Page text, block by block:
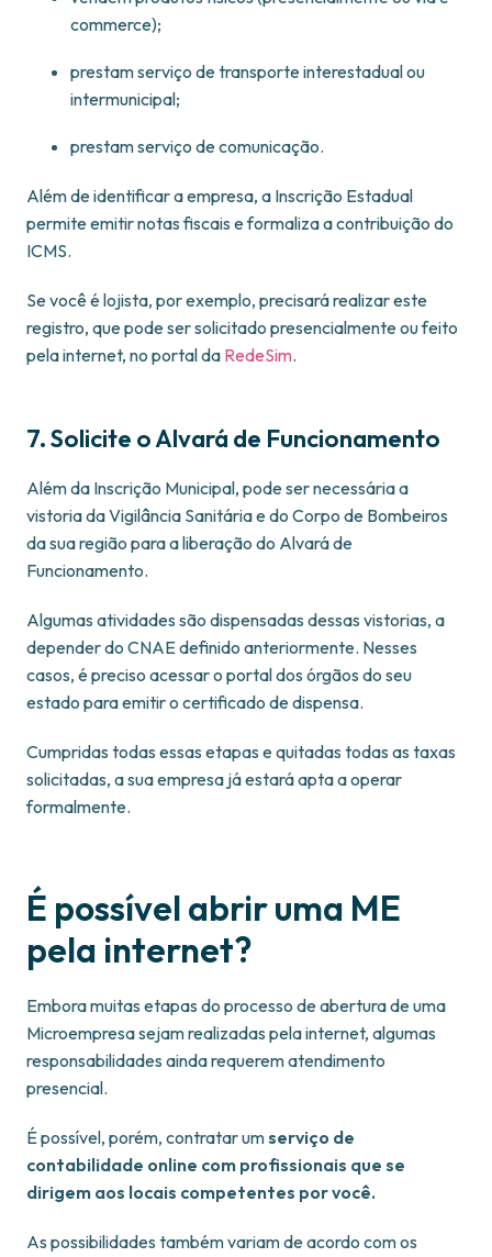
commerce);
prestam serviço de transporte interestadual ou
intermunicipal;
prestam serviço de comunicação.
Além de identificar a empresa, a Inscrição Estadual
permite emitir notas fiscais e formaliza a contribuição do
ICMS.
Se você é lojista, por exemplo, precisará realizar este
registro, que pode ser solicitado presencialmente ou feito
pela internet, no portal da RedeSim.
7. Solicite o Alvará de Funcionamento
Além da Inscrição Municipal, pode ser necessária a
vistoria da Vigilância Sanitária e do Corpo de Bombeiros
da sua região para a liberação do Alvará de
Funcionamento.
Algumas atividades são dispensadas dessas vistorias, a
depender do CNAE definido anteriormente. Nesses
casos, é preciso acessar o portal dos órgãos do seu
estado para emitir o certificado de dispensa.
Cumpridas todas essas etapas e quitadas todas as taxas
solicitadas, a sua empresa já estará apta a operar
formalmente.
É possível abrir uma ME
pela internet?
Embora muitas etapas do processo de abertura de uma
Microempresa sejam realizadas pela internet, algumas
responsabilidades ainda requerem atendimento
presencial.
É possível, porém, contratar umserviço de
contabilidade online com profissionais que se
dirigem aos locais competentes por você.
As possibilidades também variam de acordo com os